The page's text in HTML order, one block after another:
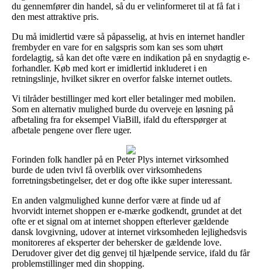
du gennemfører din handel, så du er velinformeret til at få fat i
den mest attraktive pris.
Du må imidlertid være så påpasselig, at hvis en internet handler
frembyder en vare for en salgspris som kan ses som uhørt
fordelagtig, så kan det ofte være en indikation på en snydagtig e-
forhandler. Køb med kort er imidlertid inkluderet i en
retningslinje, hvilket sikrer en overfor falske internet outlets.
Vi tilråder bestillinger med kort eller betalinger med mobilen.
Som en alternativ mulighed burde du overveje en løsning på
afbetaling fra for eksempel ViaBill, ifald du efterspørger at
afbetale pengene over flere uger.
Forinden folk handler på en Peter Plys internet virksomhed
burde de uden tvivl få overblik over virksomhedens
forretningsbetingelser, det er dog ofte ikke super interessant.
En anden valgmulighed kunne derfor være at finde ud af
hvorvidt internet shoppen er e-mærke godkendt, grundet at det
ofte er et signal om at internet shoppen efterlever gældende
dansk lovgivning, udover at internet virksomheden lejlighedsvis
monitoreres af eksperter der behersker de gældende love.
Derudover giver det dig genvej til hjælpende service, ifald du får
problemstillinger med din shopping.